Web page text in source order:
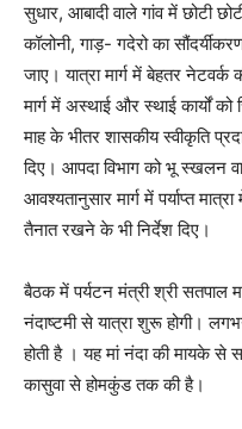
सुधार, आबादी वाले गांव में छोटी
कॉलोनी, गाड़- गदेरो का
जाए। यात्रा मार्ग में बेहतर नेटवर्क
मार्ग में अस्थाई और स्थाई कार्यों
माह के भीतर शासकीय स्वीकृति
दिए। आपदा विभाग को भू स्खलन
आवश्यतानुसार मार्ग में पर्याप्त
तैनात रखने के भी निर्देश दिए।
बैठक में पर्यटन मंत्री श्री सतपाल
नंदाष्टमी से यात्रा शुरू होगी।
होती है । यह मां नंदा की मायके से
कासुवा से होमकुंड तक की है।